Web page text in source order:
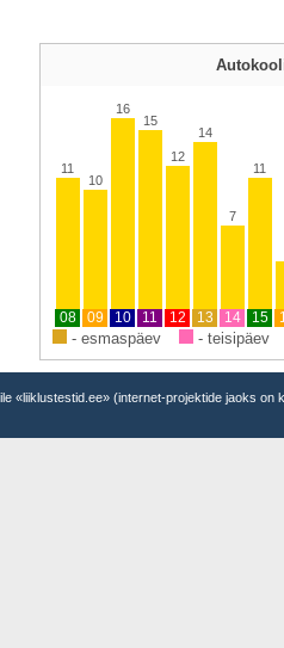
11
08
10
09
16
10
15
11
12
12
14
13
7
14
11
15
- esmaspäev - teisipäev
«liiklustestid.ee» (internet-projektide jaoks on